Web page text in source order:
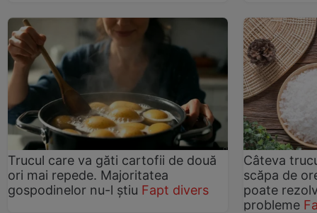
Trucul care va găti cartofii de două
ori mai repede. Majoritatea
gospodinelor nu-l știu Fapt divers
Câteva
scăpa de
poate
probleme